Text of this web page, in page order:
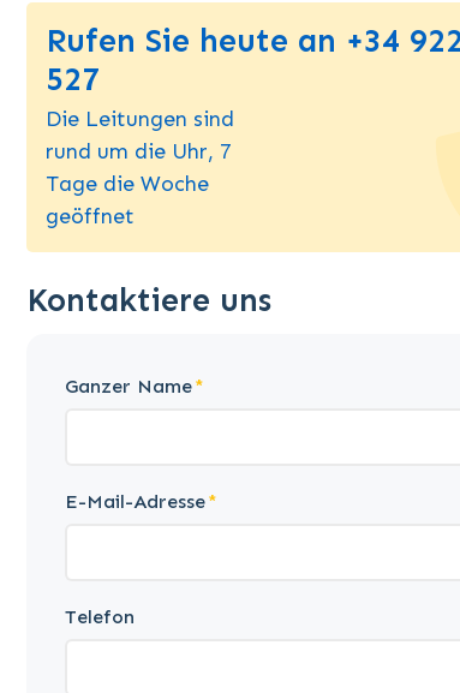
Rufen Sie heute an +34
527
Die Leitungen sind
rund um die Uhr, 7
Tage die Woche
geöffnet
Kontaktiere uns
Ganzer Name
E-Mail-Adresse
Telefon